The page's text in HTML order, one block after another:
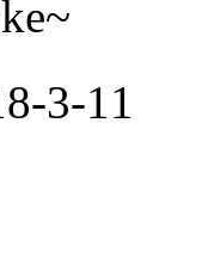
3-11